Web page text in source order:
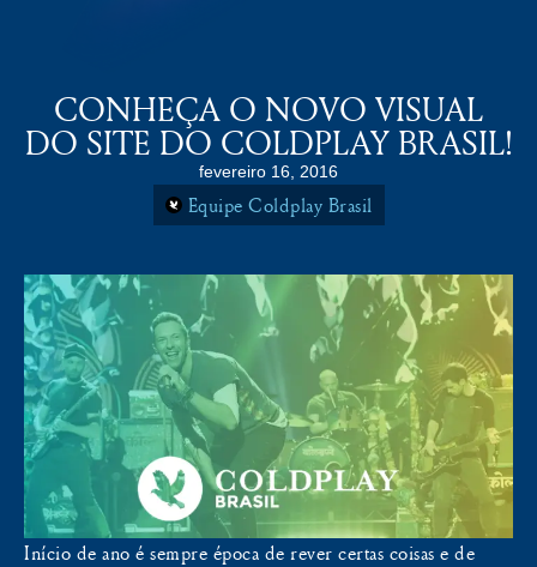
CONHEÇA O NOVO VISUAL
DO SITE DO COLDPLAY BRASIL!
fevereiro 16, 2016
Equipe Coldplay Brasil
Início de ano é sempre época de rever certas coisas e de